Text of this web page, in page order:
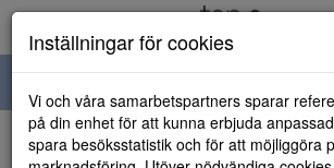
navigation
HEM
Inställningar för cookies
Vi och våra samarbetspartners sparar
på din enhet för att kunna erbjuda
spara besöksstatistik och för att möjliggöra